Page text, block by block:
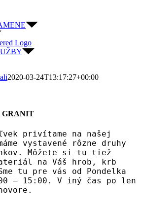
2020-03-24T13:17:27+00:00
GRANIT
privítame na našej
vystavené rôzne druhy
Môžete si tu tiež
na Váš hrob, krb
tu pre vás od Pondelka
– 15:00. V iný čas po len